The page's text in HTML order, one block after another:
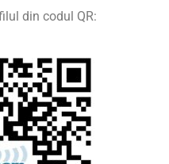
din codul QR: